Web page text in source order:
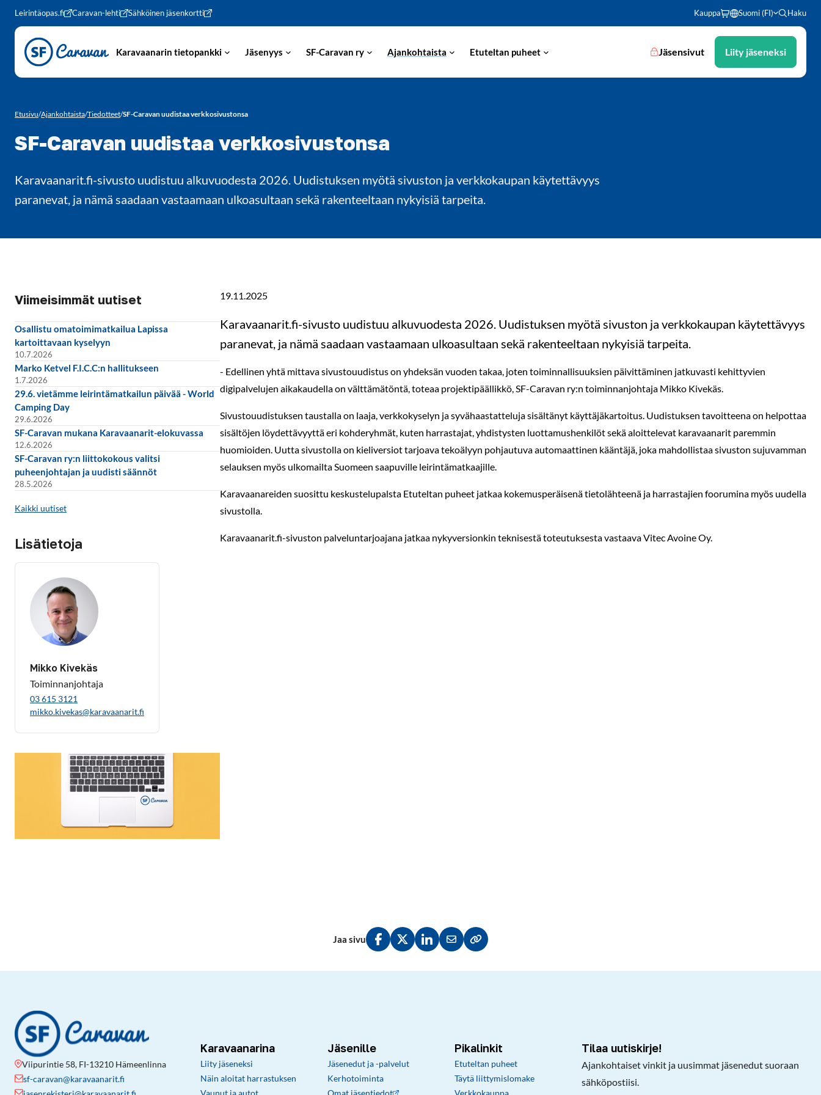
Siirry sivun sisältöön
Leirintäopas.fi Caravan-lehti Sähköinen jäsenkortti Kauppa Suomi (FI) Haku
Karavaanarin tietopankki Jäsenyys SF-Caravan ry Ajankohtaista Etuteltan puheet Jäsensivut Liity jäseneksi
Etusivu/Ajankohtaista/Tiedotteet/SF-Caravan uudistaa verkkosivustonsa
SF-Caravan uudistaa verkkosivustonsa
Karavaanarit.fi-sivusto uudistuu alkuvuodesta 2026. Uudistuksen myötä sivuston ja verkkokaupan käytettävyys
paranevat, ja nämä saadaan vastaamaan ulkoasultaan sekä rakenteeltaan nykyisiä tarpeita.
19.11.2025
Karavaanarit.fi-sivusto uudistuu alkuvuodesta 2026. Uudistuksen myötä sivuston ja verkkokaupan käytettävyys
paranevat, ja nämä saadaan vastaamaan ulkoasultaan sekä rakenteeltaan nykyisiä tarpeita.
- Edellinen yhtä mittava sivustouudistus on yhdeksän vuoden takaa, joten toiminnallisuuksien päivittäminen jatkuvasti kehittyvien
digipalvelujen aikakaudella on välttämätöntä, toteaa projektipäällikkö, SF-Caravan ry:n toiminnanjohtaja Mikko Kivekäs.
Sivustouudistuksen taustalla on laaja, verkkokyselyn ja syvähaastatteluja sisältänyt käyttäjäkartoitus. Uudistuksen tavoitteena on helpottaa
sisältöjen löydettävyyttä eri kohderyhmät, kuten harrastajat, yhdistysten luottamushenkilöt sekä aloittelevat karavaanarit paremmin
huomioiden. Uutta sivustolla on kieliversiot tarjoava tekoälyyn pohjautuva automaattinen kääntäjä, joka mahdollistaa sivuston sujuvamman
selauksen myös ulkomailta Suomeen saapuville leirintämatkaajille.
Karavaanareiden suosittu keskustelupalsta Etuteltan puheet jatkaa kokemusperäisenä tietolähteenä ja harrastajien foorumina myös uudella
sivustolla.
Karavaanarit.fi-sivuston palveluntarjoajana jatkaa nykyversionkin teknisestä toteutuksesta vastaava Vitec Avoine Oy.
Viimeisimmät uutiset
Osallistu omatoimimatkailua Lapissa
kartoittavaan kyselyyn
10.7.2026
Marko Ketvel F.I.C.C:n hallitukseen
1.7.2026
29.6. vietämme leirintämatkailun päivää - World
Camping Day
29.6.2026
SF-Caravan mukana Karavaanarit-elokuvassa
12.6.2026
SF-Caravan ry:n liittokokous valitsi
puheenjohtajan ja uudisti säännöt
28.5.2026
Kaikki uutiset
Lisätietoja
Mikko Kivekäs
Toiminnanjohtaja
03 615 3121
mikko.kivekas@karavaanarit.fi
Jaa sivu
Jaa Facebookissa
Jaa Twitterissä
Jaa LinkedInissä
Jaa sähköpostitse
Kopioi linkki leikepöydälle
Viipurintie 58, FI-13210 Hämeenlinna
sf-caravan@karavaanarit.fi
Karavaanarina
Liity jäseneksi
Näin aloitat harrastuksen
Jäsenille
Jäsenedut ja -palvelut
Kerhotoiminta
Pikalinkit
Etuteltan puheet
Täytä liittymislomake
Tilaa uutiskirje!
Ajankohtaiset vinkit ja uusimmat jäsenedut suoraan
sähköpostiisi.